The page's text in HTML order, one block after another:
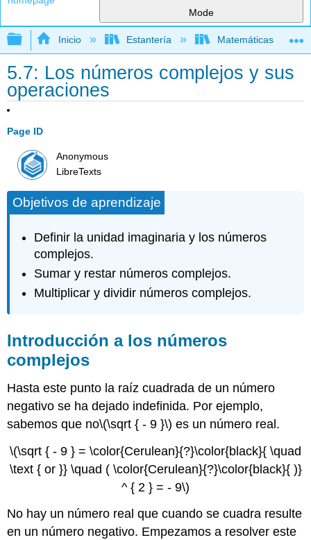
Mode
Expandir/contraer jerarquía global
Inicio Estantería Matemáticas
5.7: Los números complejos y sus
operaciones
Page ID
Anonymous
LibreTexts
Objetivos de aprendizaje
Definir la unidad imaginaria y los números
complejos.
Sumar y restar números complejos.
Multiplicar y dividir números complejos.
Introducción a los números
complejos
Hasta este punto la raíz cuadrada de un número
negativo se ha dejado indefinida. Por ejemplo,
sabemos que no\(\sqrt { - 9 }\) es un número real.
\(\sqrt { - 9 } = \color{Cerulean}{?}\color{black}{ \quad
\text { or }} \quad ( \color{Cerulean}{?}\color{black}{ )}
^ { 2 } = - 9\)
No hay un número real que cuando se cuadra resulte
en un número negativo. Empezamos a resolver este